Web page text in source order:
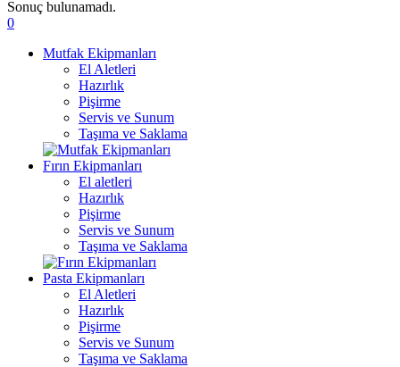
Sonuç bulunamadı.
0
Mutfak Ekipmanları
El Aletleri
Hazırlık
Pişirme
Servis ve Sunum
Taşıma ve Saklama
Fırın Ekipmanları
El aletleri
Hazırlık
Pişirme
Servis ve Sunum
Taşıma ve Saklama
Pasta Ekipmanları
El Aletleri
Hazırlık
Pişirme
Servis ve Sunum
Taşıma ve Saklama